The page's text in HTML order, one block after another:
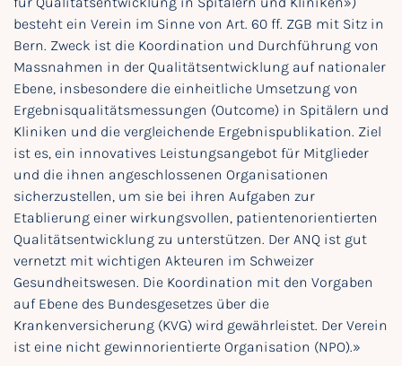
besteht ein Verein im Sinne von Art. 60 ff. ZGB mit Sitz in
Bern. Zweck ist die Koordination und Durchführung von
Massnahmen in der Qualitätsentwicklung auf nationaler
Ebene, insbesondere die einheitliche Umsetzung von
Ergebnisqualitätsmessungen (Outcome) in Spitälern und
Kliniken und die vergleichende Ergebnispublikation. Ziel
ist es, ein innovatives Leistungsangebot für Mitglieder
und die ihnen angeschlossenen Organisationen
sicherzustellen, um sie bei ihren Aufgaben zur
Etablierung einer wirkungsvollen, patientenorientierten
Qualitätsentwicklung zu unterstützen. Der ANQ ist gut
vernetzt mit wichtigen Akteuren im Schweizer
Gesundheitswesen. Die Koordination mit den Vorgaben
auf Ebene des Bundesgesetzes über die
Krankenversicherung (KVG) wird gewährleistet. Der Verein
ist eine nicht gewinnorientierte Organisation (NPO).»